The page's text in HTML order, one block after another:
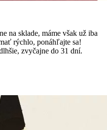
na sklade, máme však už iba
rýchlo, ponáhľajte sa!
zvyčajne do 31 dní.